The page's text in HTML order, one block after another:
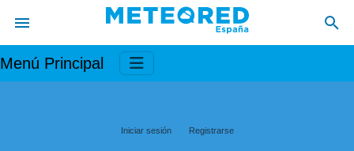
Menú Principal
Iniciar sesión Registrarse